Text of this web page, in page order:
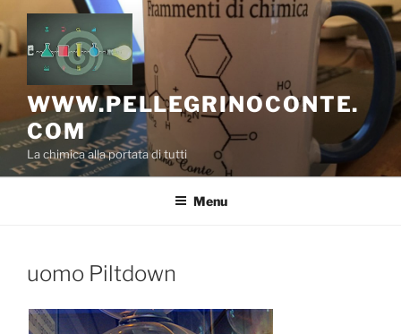
Salta
al
contenuto
WWW.PELLEGRINOCONTE.
COM
La chimica alla portata di tutti
Menu
uomo Piltdown